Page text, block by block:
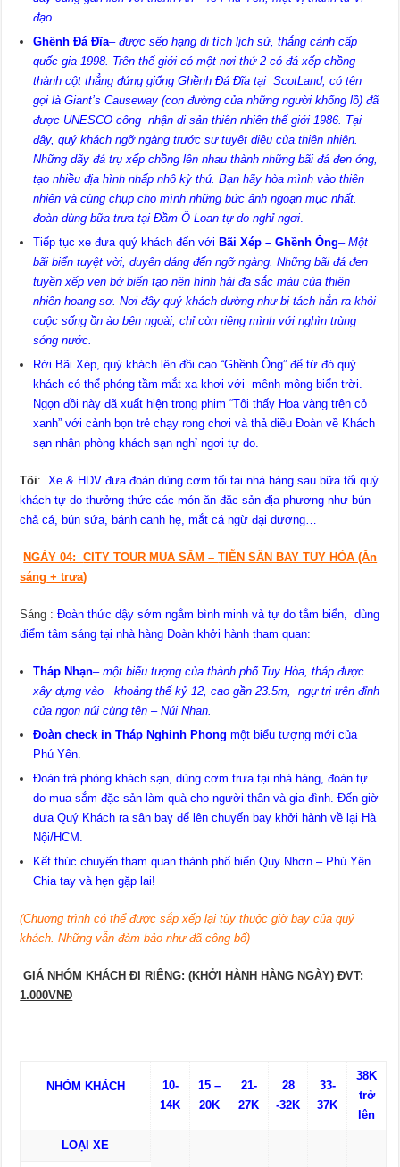
đạo
Ghềnh Đá Đĩa–được sếp hạng di tích lịch sử, thắng cảnh cấp
quốc gia 1998. Trên thế giới có một nơi thứ 2 có đá xếp chồng
thành cột thẳng đứng giống Ghềnh Đá Đĩa tại ScotLand, có tên
gọi là Giant’s Causeway (con đường của những người khổng lồ) đã
được UNESCO công nhận di sản thiên nhiên thế giới 1986. Tại
đây, quý khách ngỡ ngàng trước sự tuyệt diệu của thiên nhiên.
Những dãy đá trụ xếp chồng lên nhau thành những bãi đá đen óng,
tạo nhiều địa hình nhấp nhô kỳ thú. Bạn hãy hòa mình vào thiên
nhiên và cùng chụp cho mình những bức ảnh ngoạn mục nhất.
đoàn dùng bữa trưa tại Đầm Ô Loan tự do nghỉ ngơi
Tiếp tục xe đưa quý khách đến vớiBãi Xép – Ghềnh Ông–Một
bãi biển tuyệt vời, duyên dáng đến ngỡ ngàng. Những bãi đá đen
tuyền xếp ven bờ biển tạo nên hình hài đa sắc màu của thiên
nhiên hoang sơ. Nơi đây quý khách dường như bị tách hẳn ra khỏi
cuộc sống ồn ào bên ngoài, chỉ còn riêng mình với nghìn trùng
sóng nước.
Rời Bãi Xép, quý khách lên đồi cao “Ghềnh Ông” để từ đó quý
khách có thể phóng tầm mắt xa khơi với mênh mông biển trời.
Ngọn đồi này đã xuất hiện trong phim “Tôi thấy Hoa vàng trên cỏ
xanh” với cảnh bọn trẻ chạy rong chơi và thả diều Đoàn về Khách
sạn nhận phòng khách sạn nghỉ ngơi tự do.
Tối:Xe & HDV đưa đoàn dùng cơm tối tại nhà hàng sau bữa tối quý
khách tự do thưởng thức các món ăn đặc sản địa phương như bún
chả cá, bún sứa, bánh canh hẹ, mắt cá ngừ đại dương…
NGÀY 04:CITY TOUR MUA SẮM –TIỄN SÂN BAY TUY HÒA (Ăn
sáng + trưa)
Sáng :Đoàn thức dậy sớm ngắm bình minh và tự do tắm biển, dùng
điểm tâm sáng tại nhà hàng Đoàn khởi hành tham quan:
Tháp Nhạn–một biểu tượng của thành phố Tuy Hòa, tháp được
xây dựng vào khoảng thế kỷ 12, cao gần 23.5m, ngự trị trên đỉnh
của ngọn núi cùng tên – Núi Nhạn.
Đoàn check in Tháp Nghinh Phongmột biểu tượng mới của
Phú Yên.
Đoàn trả phòng khách sạn, dùng cơm trưa tại nhà hàng, đoàn tự
do mua sắm đặc sản làm quà cho người thân và gia đình. Đến giờ
đưa Quý Khách ra sân bay để lên chuyến bay khởi hành về lại Hà
Nội/HCM.
Kết thúc chuyến tham quan thành phố biển Quy Nhơn – Phú Yên.
Chia tay và hẹn gặp lại!
(Chuơng trình có thể được sắp xếp lại tùy thuộc giờ bay của quý
khách. Những vẫn đảm bảo như đã công bố)
GIÁ NHÓM KHÁCH ĐI RIÊNG:(KHỞI HÀNH HÀNG NGÀY) ĐVT:
1.000VNĐ
NHÓM KHÁCH 10-
14K
15 –
20K
21-
27K
28
-32K
33-
37K
38K
trở
lên
LOẠI XE